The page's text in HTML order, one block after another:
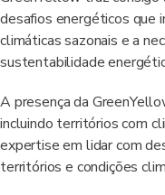
desafios energéticos que
climáticas sazonais e a
sustentabilidade
A presença da
incluindo territórios com
expertise em lidar com
territórios e condições